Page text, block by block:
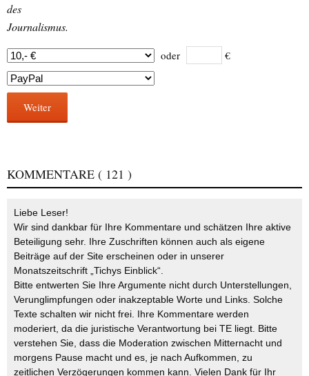
des
Journalismus.
oder €
Weiter
KOMMENTARE ( 121 )
Liebe Leser!
Wir sind dankbar für Ihre Kommentare und schätzen Ihre aktive
Beteiligung sehr. Ihre Zuschriften können auch als eigene
Beiträge auf der Site erscheinen oder in unserer
Monatszeitschrift „Tichys Einblick“.
Bitte entwerten Sie Ihre Argumente nicht durch Unterstellungen,
Verunglimpfungen oder inakzeptable Worte und Links. Solche
Texte schalten wir nicht frei. Ihre Kommentare werden
moderiert, da die juristische Verantwortung bei TE liegt. Bitte
verstehen Sie, dass die Moderation zwischen Mitternacht und
morgens Pause macht und es, je nach Aufkommen, zu
zeitlichen Verzögerungen kommen kann. Vielen Dank für Ihr